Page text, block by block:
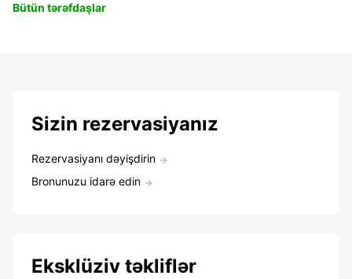
Bütün tərəfdaşlar
Sizin rezervasiyanız
Rezervasiyanı dəyişdirin
Bronunuzu idarə edin
Eksklüziv təkliflər